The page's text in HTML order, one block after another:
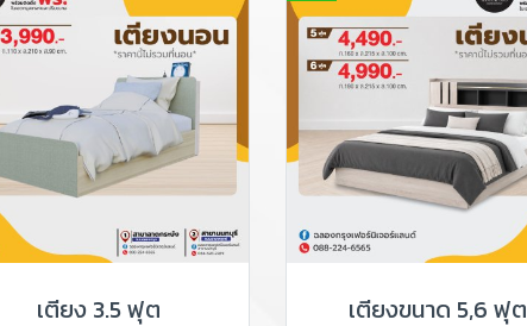
เตียง 3.5 ฟุต เตียงขนาด 5,6 ฟุต